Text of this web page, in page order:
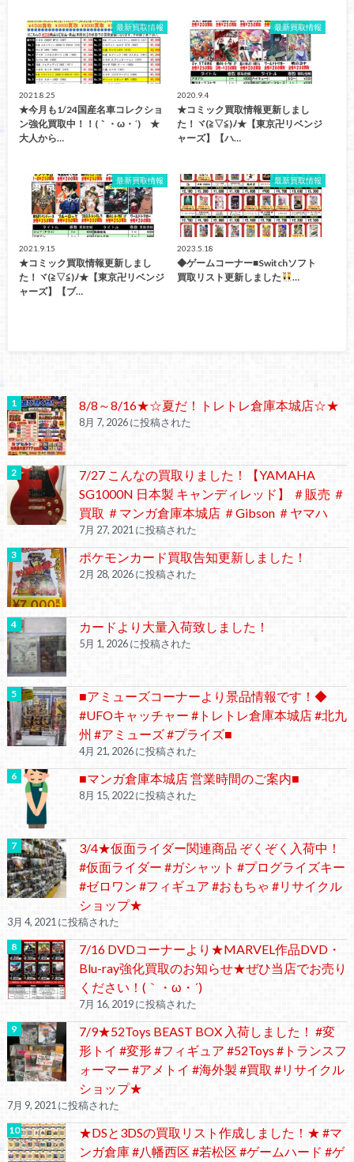
最新買取情報
2021.8.25
★今月も1/24国産名車コレクショ
ン強化買取中！！(｀・ω・´)ゞ★
大人から…
最新買取情報
2020.9.4
★コミック買取情報更新しまし
た！ヾ(≧▽≦)ﾉ★【東京卍リベンジ
ャーズ】【ハ…
最新買取情報
2021.9.15
★コミック買取情報更新しまし
た！ヾ(≧▽≦)ﾉ★【東京卍リベンジ
ャーズ】【ブ…
最新買取情報
2023.5.18
◆ゲームコーナー■Switchソフト
買取リスト更新しました
…
8/8～8/16★☆夏だ！トレトレ倉庫本城店☆★
8月 7, 2026 に投稿された
7/27 こんなの買取りました！【YAMAHA
SG1000N 日本製 キャンディレッド】 ＃販売 ＃
買取 ＃マンガ倉庫本城店 ＃Gibson ＃ヤマハ
7月 27, 2021 に投稿された
ポケモンカード買取告知更新しました！
2月 28, 2026 に投稿された
カードより大量入荷致しました！
5月 1, 2026 に投稿された
■アミューズコーナーより景品情報です！◆
#UFOキャッチャー #トレトレ倉庫本城店 #北九
州 #アミューズ #プライズ■
4月 21, 2026 に投稿された
■マンガ倉庫本城店 営業時間のご案内■
8月 15, 2022 に投稿された
3/4★仮面ライダー関連商品 ぞくぞく入荷中！
#仮面ライダー #ガシャット #プログライズキー
#ゼロワン #フィギュア #おもちゃ #リサイクル
ショップ★
3月 4, 2021 に投稿された
7/16 DVDコーナーより★MARVEL作品DVD・
Blu-ray強化買取のお知らせ★ぜひ当店でお売り
ください！(｀・ω・´)ゞ
7月 16, 2019 に投稿された
7/9★52Toys BEAST BOX 入荷しました！ #変
形トイ #変形 #フィギュア #52Toys #トランスフ
ォーマー #アメトイ #海外製 #買取 #リサイクル
ショップ★
7月 9, 2021 に投稿された
★DSと3DSの買取リスト作成しました！★ #マ
ンガ倉庫 #八幡西区 #若松区 #ゲームハード #ゲ